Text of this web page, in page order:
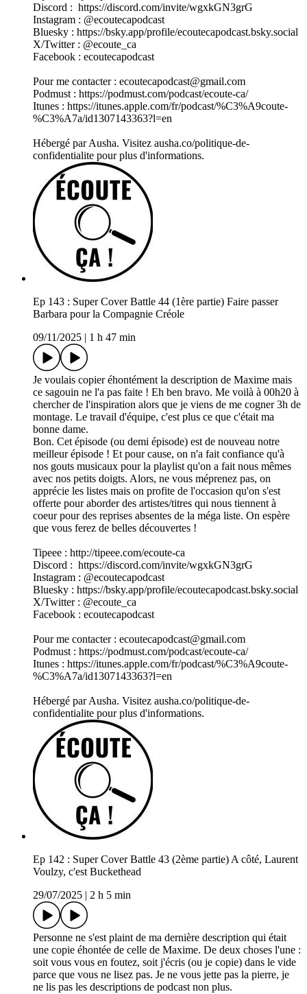
Discord : https://discord.com/invite/wgxkGN3grG
Instagram : @ecoutecapodcast
Bluesky : https://bsky.app/profile/ecoutecapodcast.bsky.social
X/Twitter : @ecoute_ca
Facebook : ecoutecapodcast
Pour me contacter : ecoutecapodcast@gmail.com
Podmust : https://podmust.com/podcast/ecoute-ca/
Itunes : https://itunes.apple.com/fr/podcast/%C3%A9coute-
%C3%A7a/id1307143363?l=en
Hébergé par Ausha. Visitez ausha.co/politique-de-
confidentialite pour plus d'informations.
Ep 143 : Super Cover Battle 44 (1ère partie) Faire passer
Barbara pour la Compagnie Créole
09/11/2025
1 h 47 min
Je voulais copier éhontément la description de Maxime mais
ce sagouin ne l'a pas faite ! Eh ben bravo. Me voilà à 00h20 à
chercher de l'inspiration alors que je viens de me cogner 3h de
montage. Le travail d'équipe, c'est plus ce que c'était ma
bonne dame.
Bon. Cet épisode (ou demi épisode) est de nouveau notre
meilleur épisode ! Et pour cause, on n'a fait confiance qu'à
nos gouts musicaux pour la playlist qu'on a fait nous mêmes
avec nos petits doigts. Alors, ne vous méprenez pas, on
apprécie les listes mais on profite de l'occasion qu'on s'est
offerte pour aborder des artistes/titres qui nous tiennent à
coeur pour des reprises absentes de la méga liste. On espère
que vous ferez de belles découvertes !
Tipeee : http://tipeee.com/ecoute-ca
Discord : https://discord.com/invite/wgxkGN3grG
Instagram : @ecoutecapodcast
Bluesky : https://bsky.app/profile/ecoutecapodcast.bsky.social
X/Twitter : @ecoute_ca
Facebook : ecoutecapodcast
Pour me contacter : ecoutecapodcast@gmail.com
Podmust : https://podmust.com/podcast/ecoute-ca/
Itunes : https://itunes.apple.com/fr/podcast/%C3%A9coute-
%C3%A7a/id1307143363?l=en
Hébergé par Ausha. Visitez ausha.co/politique-de-
confidentialite pour plus d'informations.
Ep 142 : Super Cover Battle 43 (2ème partie) A côté, Laurent
Voulzy, c'est Buckethead
29/07/2025
2 h 5 min
Personne ne s'est plaint de ma dernière description qui était
une copie éhontée de celle de Maxime. De deux choses l'une :
soit vous vous en foutez, soit j'écris (ou je copie) dans le vide
parce que vous ne lisez pas. Je ne vous jette pas la pierre, je
ne lis pas les descriptions de podcast non plus.